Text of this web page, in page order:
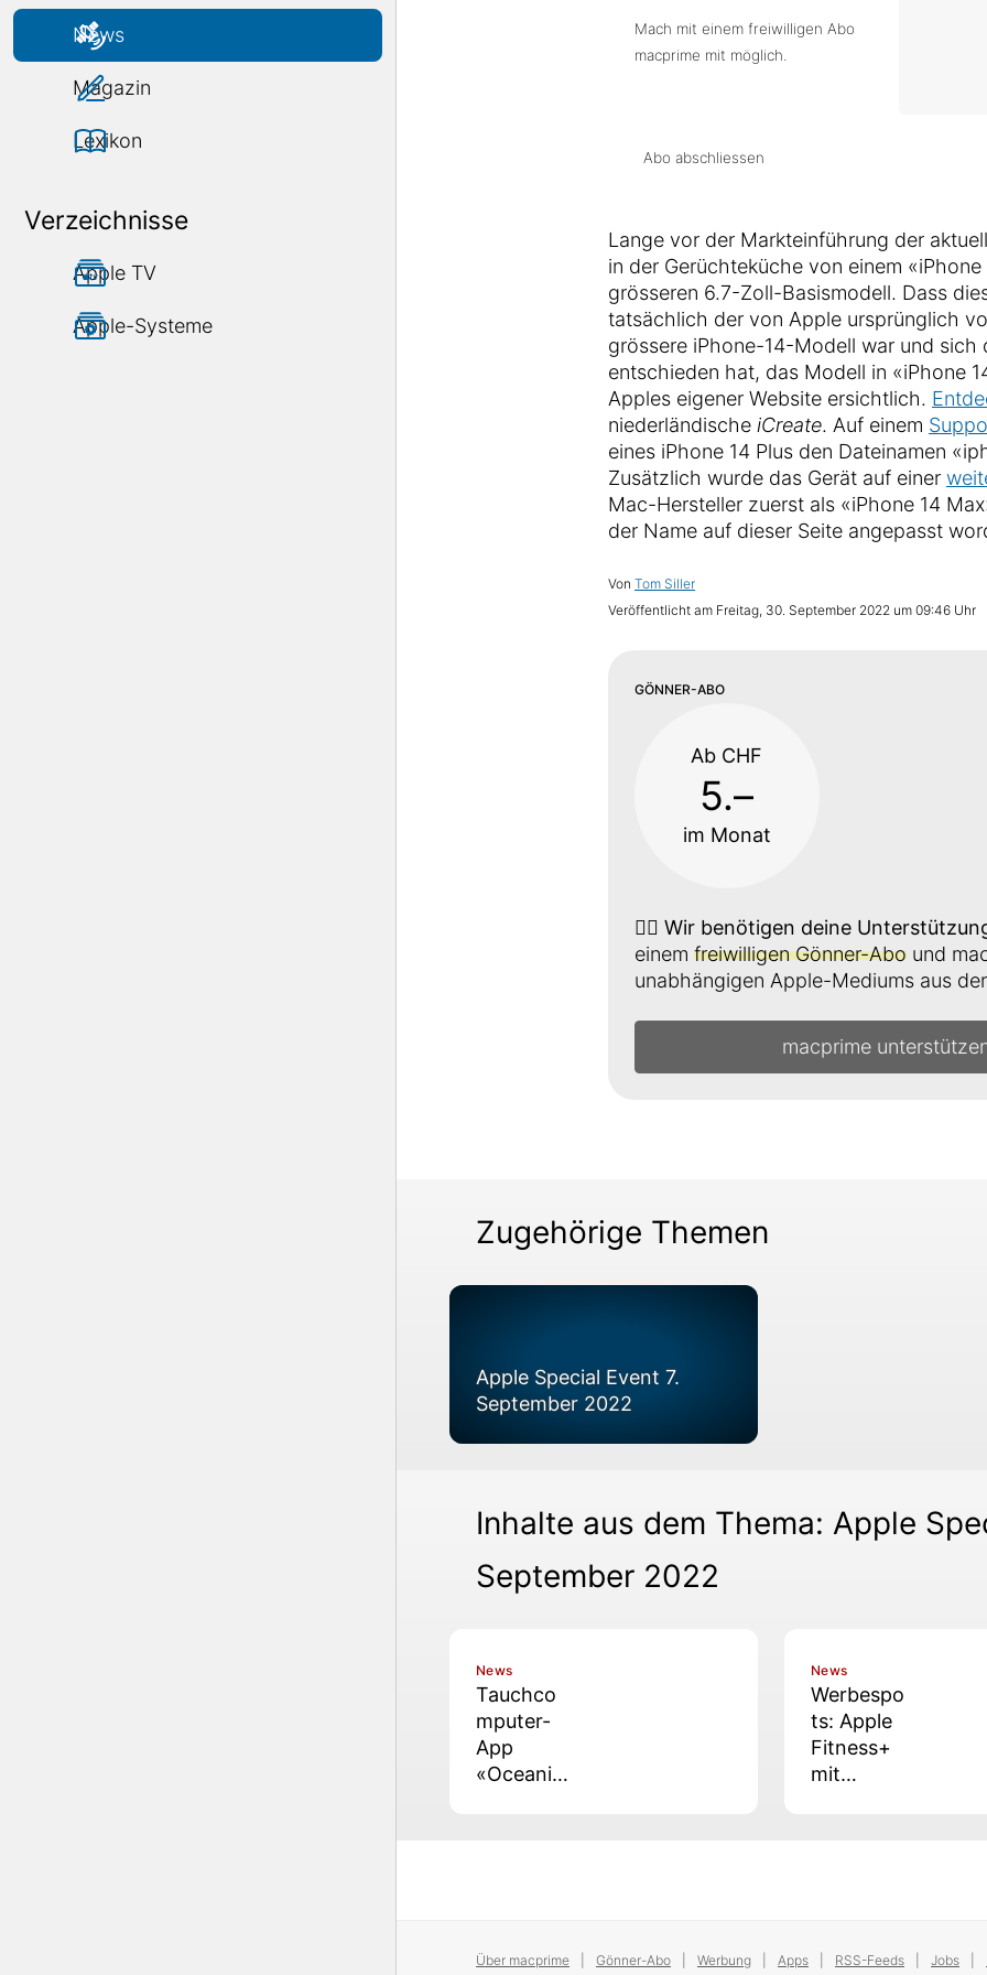
News
Magazin
Lexikon
Verzeichnisse
Apple TV
Apple-Systeme
Mach mit einem freiwilligen Abo
macprime mit möglich.
Abo abschliessen
Lange vor der Markteinführung der
in der Gerüchteküche von einem
grösseren 6.7-Zoll-Basismodell. Dass
tatsächlich der von Apple ursprünglich
grössere iPhone-14-Modell war und sich
entschieden hat, das Modell in «iPhone
Apples eigener Website ersichtlich.
niederländische iCreate. Auf einem
eines iPhone 14 Plus den Dateinamen
Zusätzlich wurde das Gerät auf einer
Mac-Hersteller zuerst als «iPhone 14
der Name auf dieser Seite angepasst
Von Tom Siller
Veröffentlicht am Freitag, 30. September 2022 um 09:46 Uhr
GÖNNER-ABO
Ab CHF
5.–
im Monat
👉🏼 Wir benötigen deine
einem freiwilligen Gönner-Abound
unabhängigen Apple-Mediums aus
macprime
Zugehörige Themen
Apple Special Event 7.
September 2022
Inhalte aus dem Thema: Apple
September 2022
News
Tauchco
mputer-
App
«Oceanic
News
Werbespo
ts: Apple
Fitness+
mit
Über macprime Gönner-Abo Werbung Apps RSS-Feeds Jobs